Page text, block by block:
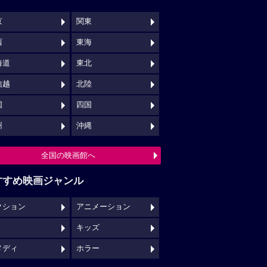
関東
東海
道 東北
越 北陸
四国
沖縄
全国の映画館へ
すめ映画ジャンル
ション アニメーション
キッズ
ディ ホラー